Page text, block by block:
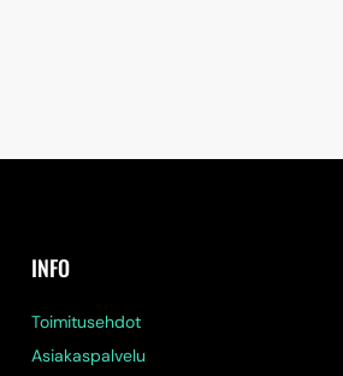
INFO
Toimitusehdot
Asiakaspalvelu